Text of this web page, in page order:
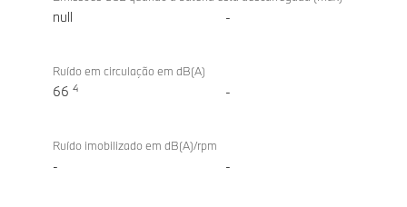
null -
Ruído em circulação em dB(A)
66 4 -
Ruído imobilizado em dB(A)/rpm
- -